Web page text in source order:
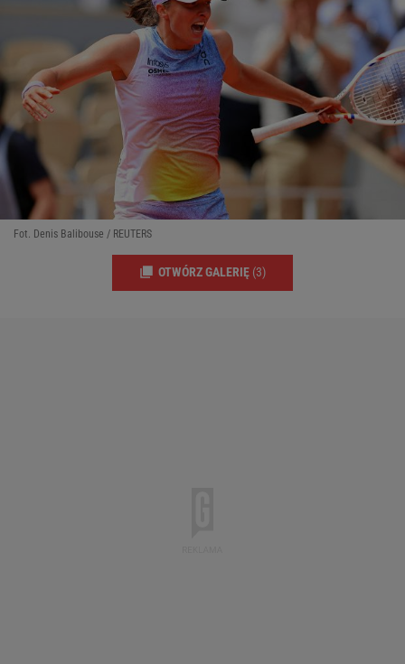
Fot. Denis Balibouse / REUTERS
OTWÓRZ GALERIĘ (3)